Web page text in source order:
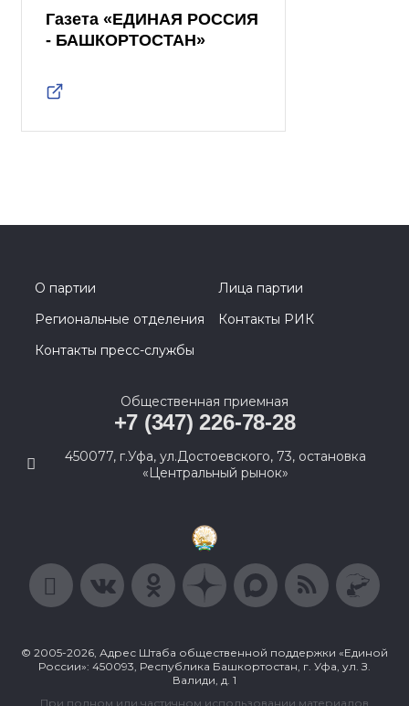
Газета «ЕДИНАЯ РОССИЯ
- БАШКОРТОСТАН»
О партии
Лица партии
Региональные отделения
Контакты РИК
Контакты пресс-службы
Общественная приемная
+7 (347) 226-78-28
450077, г.Уфа, ул.Достоевского, 73, остановка
«Центральный рынок»
© 2005-2026, Адрес Штаба общественной поддержки «Единой
России»: 450093, Республика Башкортостан, г. Уфа, ул. З.
Валиди, д. 1
При полном или частичном использовании материалов